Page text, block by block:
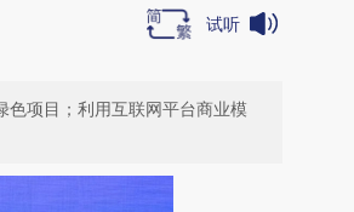
试听
色项目；利用互联网平台商业模